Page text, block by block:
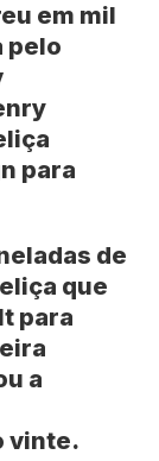
em mil
pelo
para
de
que
para
a
vinte.